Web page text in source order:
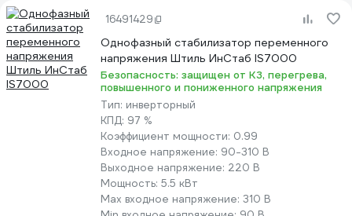
16491429
Однофазный стабилизатор переменного
напряжения Штиль ИнСтаб IS7000
Безопасность: защищен от КЗ, перегрева,
повышенного и пониженного напряжения
Тип: инверторный
КПД: 97 %
Коэффициент мощности: 0.99
Входное напряжение: 90-310 В
Выходное напряжение: 220 В
Мощность: 5.5 кВт
Max входное напряжение: 310 В